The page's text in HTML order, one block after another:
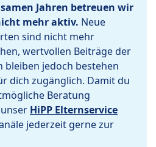
Jahren betreuen wir
mehr aktiv. Neue
sind nicht mehr
wertvollen Beiträge der
bleiben jedoch bestehen
dich zugänglich. Damit du
Beratung
HiPP Elternservice
jederzeit gerne zur